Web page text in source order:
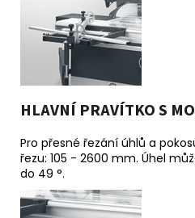
HLAVNÍ PRAVÍTKO S
Pro přesné řezání úhlů a
řezu: 105 - 2600 mm. Úhel
do 49 °.